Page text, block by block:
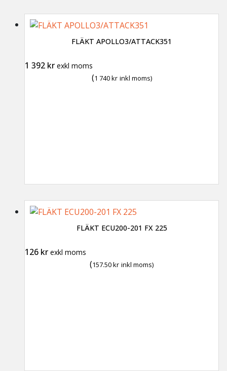
FLÄKT APOLLO3/ATTACK351
1 392 kr exkl moms
(1 740kr inkl moms)
FLÄKT ECU200-201 FX 225
126 kr exkl moms
(157.50kr inkl moms)